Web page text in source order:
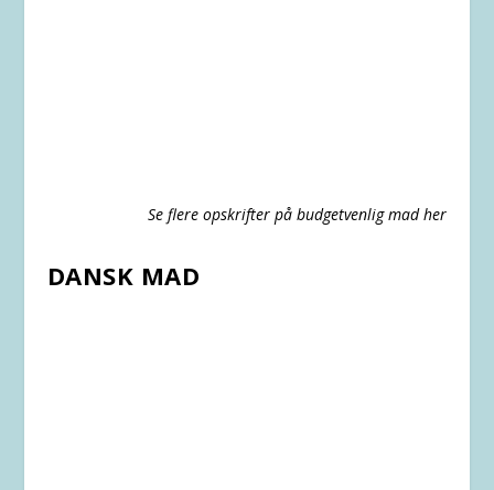
Se flere opskrifter på budgetvenlig mad her
DANSK MAD